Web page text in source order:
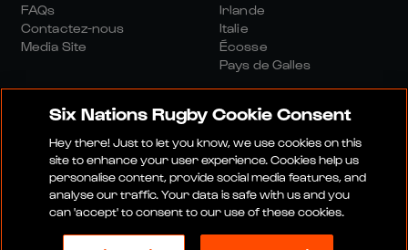
FAQs
Contactez-nous
Media Site
Irlande
Italie
Écosse
Pays de Galles
Site Média Conditions Générales
Politique De ConfidentialitéPolitique De Cookies
Politique Sociale Et Numérique
Six Nations Rugby Cookie Consent
Hey there! Just to let you know, we use cookies on this
site to enhance your user experience. Cookies help us
personalise content, provide social media features, and
analyse our traffic. Your data is safe with us and you
can 'accept' to consent to our use of these cookies.